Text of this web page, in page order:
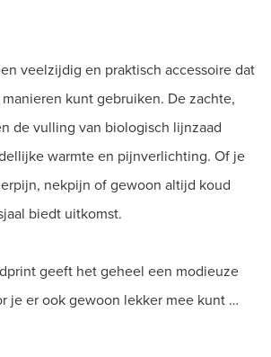
veelzijdig en praktisch accessoire dat
kunt gebruiken. De zachte,
de vulling van biologisch lijnzaad
warmte en pijnverlichting. Of je
nekpijn of gewoon altijd koud
biedt uitkomst.
geeft het geheel een modieuze
je er ook gewoon lekker mee kunt …